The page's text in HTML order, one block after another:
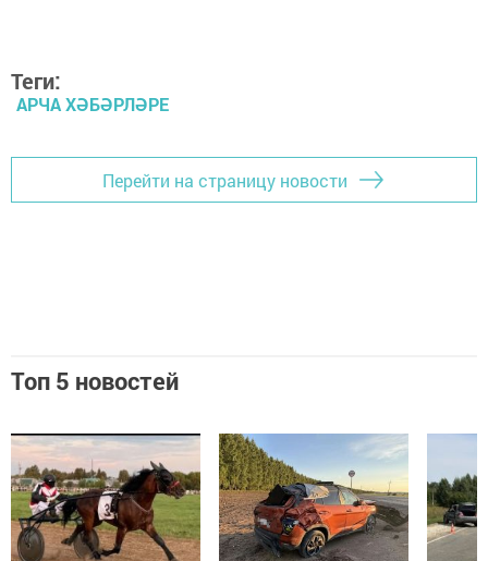
Теги:
АРЧА ХӘБӘРЛӘРЕ
Перейти на страницу новости
Топ 5 новостей